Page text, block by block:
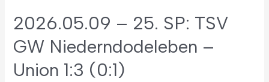
2026.05.09 – 25. SP: TSV
GW Niederndodeleben –
Union 1:3 (0:1)